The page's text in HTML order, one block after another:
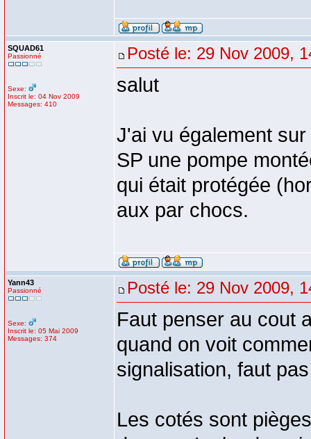
SQUAD61
Passionné
Sexe:
Inscrit le: 04 Nov 2009
Messages: 410
Posté le: 29 Nov 2009,
salut
J'ai vu également
SP une pompe
qui était protégée
aux par chocs.
Yann43
Passionné
Sexe:
Inscrit le: 05 Mai 2009
Messages: 374
Posté le: 29 Nov 2009,
Faut penser au cout
quand on voit
signalisation, faut
Les cotés sont